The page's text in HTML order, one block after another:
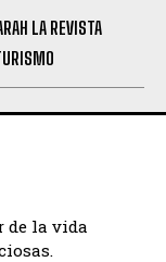
LA REVISTA
de la vida